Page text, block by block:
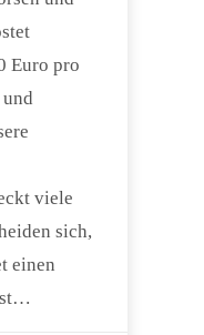
Euro pro
viele
sich,
einen